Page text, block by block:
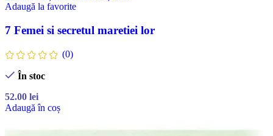
Adaugă la favorite
7 Femei si secretul maretiei lor
(0)
În stoc
52.00 lei
Adaugă în coș